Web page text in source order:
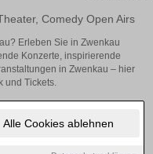
Alle Cookies ablehnen
Comedy Open Airs
Erleben Sie in Zwenkau
Konzerte, inspirierende
in Zwenkau – hier
und Tickets.